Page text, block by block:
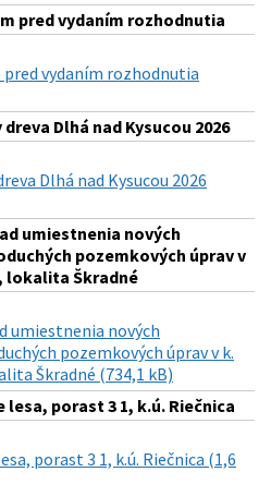
pred vydaním rozhodnutia
pred vydaním rozhodnutia
Dlhá nad Kysucou 2026
Dlhá nad Kysucou 2026
umiestnenia nových
pozemkových úprav v
lokalita Škradné
umiestnenia nových
pozemkových úprav v k.
Škradné (734,1 kB)
porast 3 1, k.ú. Riečnica
porast 3 1, k.ú. Riečnica (1,6